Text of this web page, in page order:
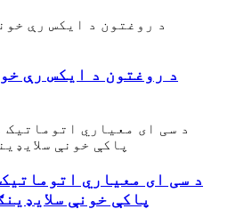
د روغتون د ایکس رې
د سی ای معیاري
پاکې خونې